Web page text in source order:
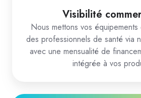
Visibilité
Nous mettons vos équipements
des professionnels de santé via
avec une mensualité de
intégrée à vos